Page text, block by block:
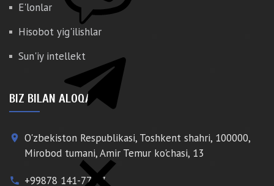
E'lonlar
Hisobot yig'ilishlar
Sun'iy intellekt
BIZ BILAN ALOQA
place O'zbekiston Respublikasi, Toshkent shahri, 100000,
Mirobod tumani, Amir Temur ko'chasi, 13
phone +99878 141-77-77